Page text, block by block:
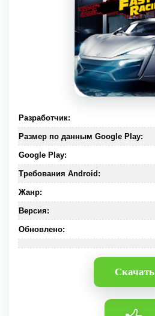
Разработчик:
Размер по данным Google Play:
Google Play:
Требования Android:
Жанр:
Версия:
Обновлено:
Скачать